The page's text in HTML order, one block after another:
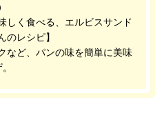
しく食べる、エルビスサンド
のレシピ】
など、パンの味を簡単に美味